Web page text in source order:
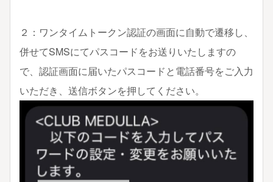
２：ワンタイムトークン認証の画面に自動で遷移し、
併せてSMSにてパスコードをお送りいたしますの
で、認証画面に届いたパスコードと電話番号をご入力
いただき、送信ボタンを押してください。